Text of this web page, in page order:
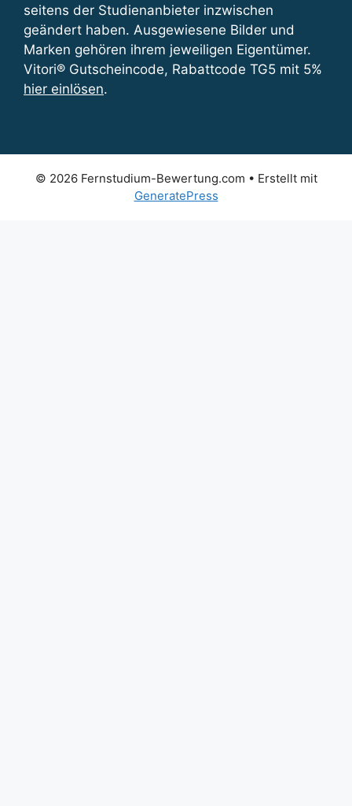
seitens der Studienanbieter inzwischen
geändert haben. Ausgewiesene Bilder und
Marken gehören ihrem jeweiligen Eigentümer.
Vitori® Gutscheincode, Rabattcode TG5 mit 5%
hier einlösen.
© 2026 Fernstudium-Bewertung.com • Erstellt mit
GeneratePress